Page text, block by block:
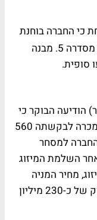
כי החברה בוחנת
הנפקה לציבור של מניות וכתבי אופציה מסדרה 5. מבנה
סופית.
הודיעה הבוקר כי
ווליו בייס, אחת מבעלות העניין בחברה, מכרה לבקשתה 560
למסחר
השלמת המיזוג
מחיר המניה
הנוכחי משקף לחברה הממוזגת שווי שוק של כ-230 מיליון